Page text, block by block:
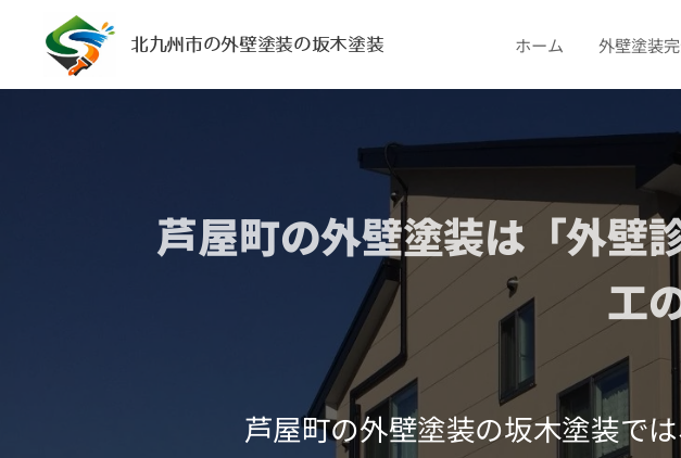
北九州市の外壁塗装の坂木塗装 ホーム 外壁塗装
芦屋町の外壁塗装は「外壁
工
芦屋町の外壁塗装の坂木塗装で